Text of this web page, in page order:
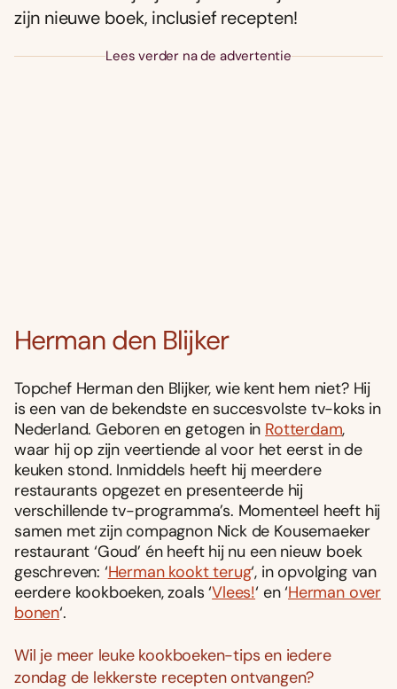
zijn nieuwe boek, inclusief recepten!
Lees verder na de advertentie
Herman den Blijker
Topchef Herman den Blijker, wie kent hem niet? Hij
is een van de bekendste en succesvolste tv-koks in
Nederland. Geboren en getogen in Rotterdam,
waar hij op zijn veertiende al voor het eerst in de
keuken stond. Inmiddels heeft hij meerdere
restaurants opgezet en presenteerde hij
verschillende tv-programma’s. Momenteel heeft hij
samen met zijn compagnon Nick de Kousemaeker
restaurant ‘Goud’ én heeft hij nu een nieuw boek
geschreven: ‘Herman kookt terug‘, in opvolging van
eerdere kookboeken, zoals ‘Vlees!‘ en ‘Herman over
bonen‘.
Wil je meer leuke kookboeken-tips en iedere
zondag de lekkerste recepten ontvangen?